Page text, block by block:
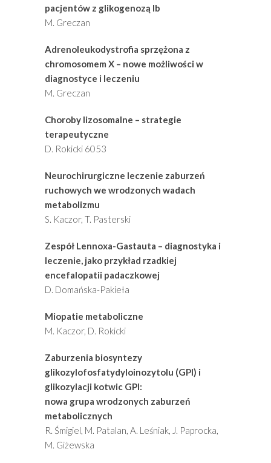
pacjentów z glikogenozą Ib
M. Greczan
Adrenoleukodystrofia sprzężona z
chromosomem X – nowe możliwości w
diagnostyce i leczeniu
M. Greczan
Choroby lizosomalne – strategie
terapeutyczne
D. Rokicki 6053
Neurochirurgiczne leczenie zaburzeń
ruchowych we wrodzonych wadach
metabolizmu
S. Kaczor, T. Pasterski
Zespół Lennoxa-Gastauta – diagnostyka i
leczenie, jako przykład rzadkiej
encefalopatii padaczkowej
D. Domańska-Pakieła
Miopatie metaboliczne
M. Kaczor, D. Rokicki
Zaburzenia biosyntezy
glikozylofosfatydyloinozytolu (GPI) i
glikozylacji kotwic GPI:
nowa grupa wrodzonych zaburzeń
metabolicznych
R. Śmigiel, M. Patalan, A. Leśniak, J. Paprocka,
M. Giżewska